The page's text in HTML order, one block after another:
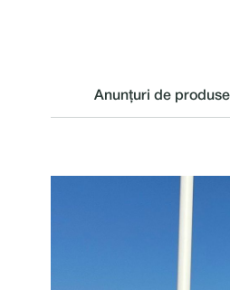
Anunțuri de produse